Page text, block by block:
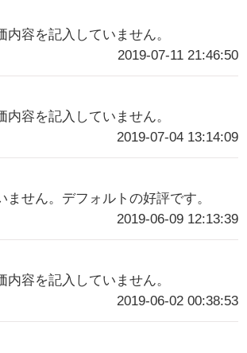
内容を記入していません。
2019-07-11 21:46:50
内容を記入していません。
2019-07-04 13:14:09
ません。デフォルトの好評です。
2019-06-09 12:13:39
内容を記入していません。
2019-06-02 00:38:53